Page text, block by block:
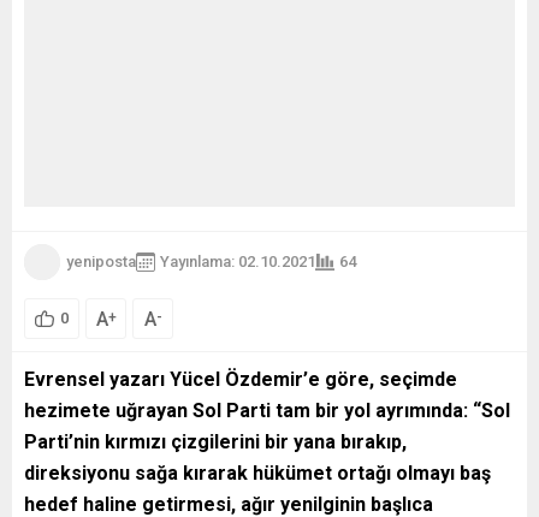
yeniposta Yayınlama: 02.10.2021 64
0 A+ A-
Evrensel yazarı Yücel Özdemir’e göre, seçimde
hezimete uğrayan Sol Parti tam bir yol ayrımında: “Sol
Parti’nin kırmızı çizgilerini bir yana bırakıp,
direksiyonu sağa kırarak hükümet ortağı olmayı baş
hedef haline getirmesi, ağır yenilginin başlıca